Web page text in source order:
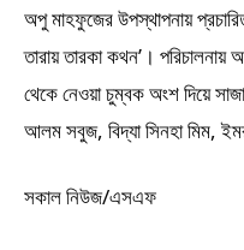
অপু মাহফুজের উপস্থাপনায়
তারায় তারকা কথন’।
থেকে নেওয়া চুম্বক অংশ দিয়ে
আলম সবুজ, বিদ্যা সিনহা মিম,
সকাল নিউজ/এসএফ